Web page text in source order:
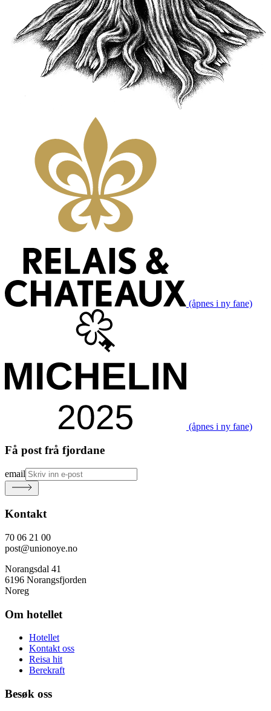
(åpnes i ny fane)
(åpnes i ny fane)
Få post frå fjordane
email
Kontakt
70 06 21 00
post@unionoye.no
Norangsdal 41
6196 Norangsfjorden
Noreg
Om hotellet
Hotellet
Kontakt oss
Reisa hit
Berekraft
Besøk oss